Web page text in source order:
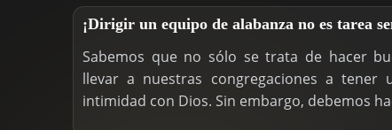
¡Dirigir un equipo de alabanza no es tarea
Sabemos que no sólo se trata de hacer
llevar a nuestras congregaciones a
intimidad con Dios. Sin embargo, debemos